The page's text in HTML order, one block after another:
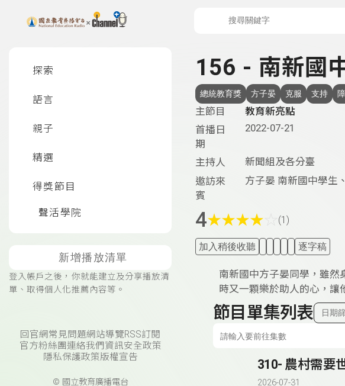
上方功能區塊
探索
語言
親子
精選
得獎節目
聲活學院
新增播放清單
登入帳戶之後，你就能建立及分享播放清
單、取得個人化推薦內容等。
回官網常見問題網站導覽RSS訂閱
官方粉絲團連絡我們 資訊安全政策
隱私保護政策版權宣告
© 國立教育廣播電台
156 - 南新國
總統教育獎 方子晏 克服 支持
主節目
教育新亮點
首播日
期
2022-07-21
主持人
新聞組及各分臺
邀訪來
賓
方子晏 南新國中學生
4★★★★ (1)
加入稍後收聽 逐字稿
南新國中方子晏同學，雖然
時又一顆樂於助人的心，
節目單集列表 日期
310- 農村需要
2026-07-31